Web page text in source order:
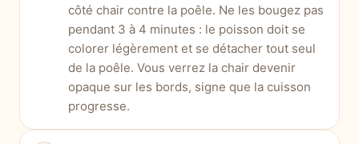
côté chair contre la poêle. Ne les bougez pas
pendant 3 à 4 minutes : le poisson doit se
colorer légèrement et se détacher tout seul
de la poêle. Vous verrez la chair devenir
opaque sur les bords, signe que la cuisson
progresse.